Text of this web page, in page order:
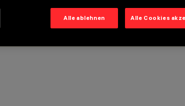
Alle ablehnen Alle Cookies